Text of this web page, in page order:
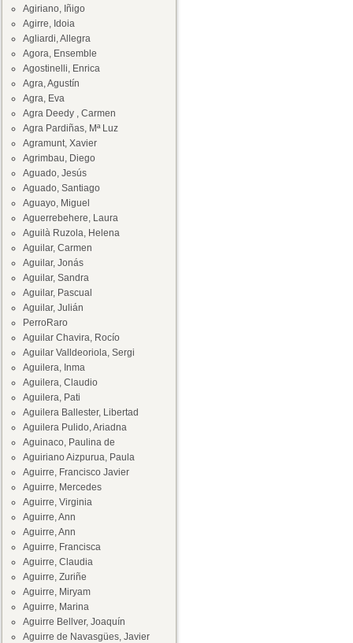
Agiriano, Iñigo
Agirre, Idoia
Agliardi, Allegra
Agora, Ensemble
Agostinelli, Enrica
Agra, Agustín
Agra, Eva
Agra Deedy , Carmen
Agra Pardiñas, Mª Luz
Agramunt, Xavier
Agrimbau, Diego
Aguado, Jesús
Aguado, Santiago
Aguayo, Miguel
Aguerrebehere, Laura
Aguilà Ruzola, Helena
Aguilar, Carmen
Aguilar, Jonás
Aguilar, Sandra
Aguilar, Pascual
Aguilar, Julián
PerroRaro
Aguilar Chavira, Rocío
Aguilar Valldeoriola, Sergi
Aguilera, Inma
Aguilera, Claudio
Aguilera, Pati
Aguilera Ballester, Libertad
Aguilera Pulido, Ariadna
Aguinaco, Paulina de
Aguiriano Aizpurua, Paula
Aguirre, Francisco Javier
Aguirre, Mercedes
Aguirre, Virginia
Aguirre, Ann
Aguirre, Ann
Aguirre, Francisca
Aguirre, Claudia
Aguirre, Zuriñe
Aguirre, Miryam
Aguirre, Marina
Aguirre Bellver, Joaquín
Aguirre de Navasgües, Javier